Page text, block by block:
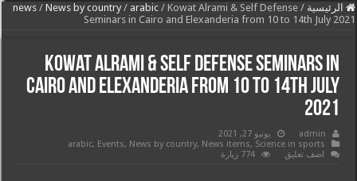
الرئيسية /
news / News by country / arabic / Kowat Alrami & Self Defense
Seminars in Cairo and Elexanderia from 10 to 14th July 2021
Kowat Alrami & Self Defense Seminars in
Cairo and Elexanderia from 10 to 14th July
2021
admin
يونيو 27, 2021
arabic, Events, News by country, News items, Science in sports
اضف تعليق
774 زيارة